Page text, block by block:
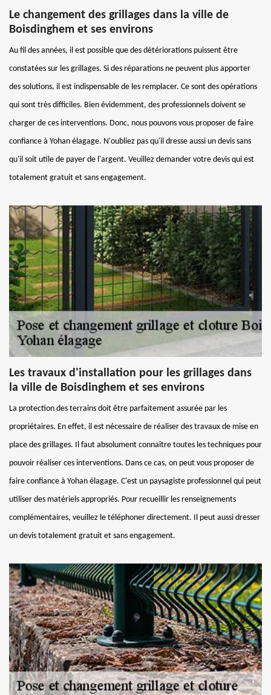
Le changement des grillages dans la ville de
Boisdinghem et ses environs
Au fil des années, il est possible que des détériorations puissent être
constatées sur les grillages. Si des réparations ne peuvent plus apporter
des solutions, il est indispensable de les remplacer. Ce sont des opérations
qui sont très difficiles. Bien évidemment, des professionnels doivent se
charger de ces interventions. Donc, nous pouvons vous proposer de faire
confiance à Yohan élagage. N'oubliez pas qu'il dresse aussi un devis sans
qu'il soit utile de payer de l'argent. Veuillez demander votre devis qui est
totalement gratuit et sans engagement.
Les travaux d'installation pour les grillages dans
la ville de Boisdinghem et ses environs
La protection des terrains doit être parfaitement assurée par les
propriétaires. En effet, il est nécessaire de réaliser des travaux de mise en
place des grillages. Il faut absolument connaître toutes les techniques pour
pouvoir réaliser ces interventions. Dans ce cas, on peut vous proposer de
faire confiance à Yohan élagage. C'est un paysagiste professionnel qui peut
utiliser des matériels appropriés. Pour recueillir les renseignements
complémentaires, veuillez le téléphoner directement. Il peut aussi dresser
un devis totalement gratuit et sans engagement.